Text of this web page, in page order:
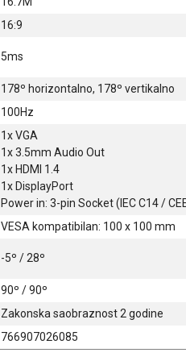
16:9
5ms
178º horizontalno, 178º vertikalno
100Hz
1x VGA
1x 3.5mm Audio Out
1x HDMI 1.4
1x DisplayPort
Power in: 3-pin Socket (IEC C14 /
VESA kompatibilan: 100 x 100 mm
-5º / 28º
90º / 90º
Zakonska saobraznost 2 godine
766907026085